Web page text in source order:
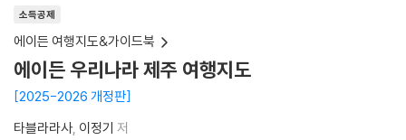
소득공제
에이든 여행지도&가이드북
에이든 우리나라 제주 여행지도
2025-2026 개정판
타블라라사 이정기 저